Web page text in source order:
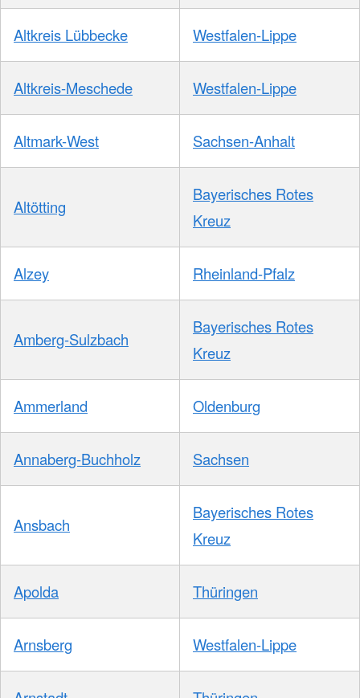
Altkreis Lübbecke Westfalen-Lippe
Altkreis-Meschede Westfalen-Lippe
Altmark-West Sachsen-Anhalt
Altötting
Bayerisches Rotes
Kreuz
Alzey Rheinland-Pfalz
Amberg-Sulzbach
Bayerisches Rotes
Kreuz
Ammerland Oldenburg
Annaberg-Buchholz Sachsen
Ansbach
Bayerisches Rotes
Kreuz
Apolda Thüringen
Arnsberg Westfalen-Lippe